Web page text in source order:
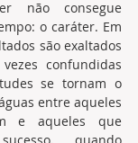
não consegue
o caráter. Em
são exaltados
confundidas
se tornam o
entre aqueles
e aqueles que